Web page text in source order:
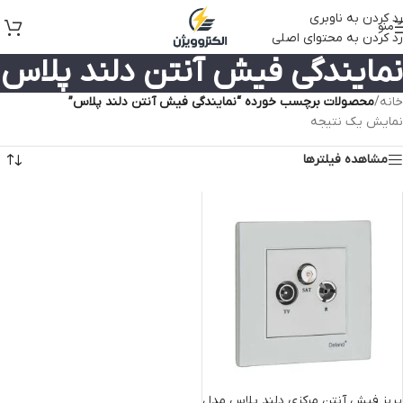
رد کردن به ناوبری
رد کردن به محتوای اصلی
منو
نمایندگی فیش آنتن دلند پلاس
خانه/محصولات برچسب خورده “نمایندگی فیش آنتن دلند پلاس”
نمایش یک نتیجه
مشاهده فیلترها